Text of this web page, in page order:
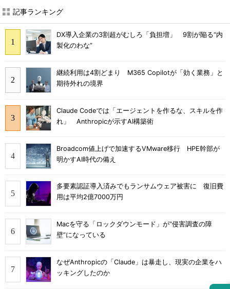
記事ランキング
DX導入企業の3割超がむしろ「負担増」 9割が陥る“内
製化のわな”
継続利用は4割どまり M365 Copilotが「効く業務」と
期待外れの境界
Claude Codeでは「エージェントを作るな、スキルを作
れ」 Anthropicが示すAI構築術
Broadcom値上げで加速するVMware移行 HPE幹部が
明かすAI時代の備え
多要素認証導入済みでもランサムウェア被害に 復旧費
用は平均2億7000万円
Macを守る「ロックダウンモード」が“侵害調査の障
壁”になっている
なぜAnthropicの「Claude」は暴走し、現実の企業をハ
ッキングしたのか